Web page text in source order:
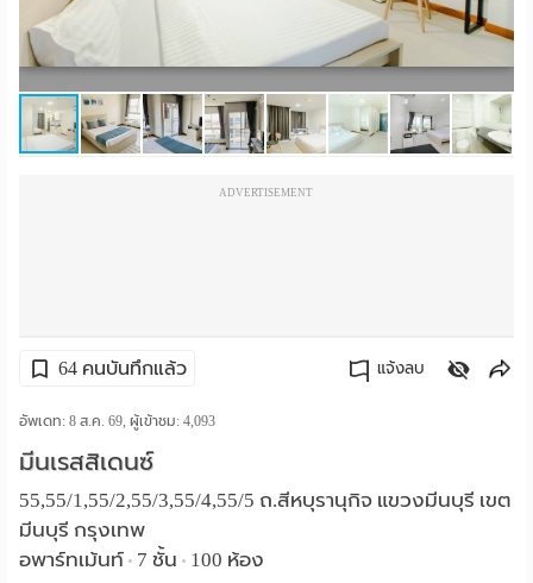
เดือน
ห้อง
พัก
ราย
ฟรี
Language
ADVERTISEMENT
64 คนบันทึกแล้ว แจ้งลบ
อัพเดท: 8 ส.ค. 69, ผู้เข้าชม:4,093
มีนเรสสิเดนซ์
55,55/1,55/2,55/3,55/4,55/5 ถ.สีหบุรานุกิจ แขวงมีนบุรี เขต
มีนบุรี กรุงเทพ
อพาร์ทเม้นท์ • 7 ชั้น • 100 ห้อง